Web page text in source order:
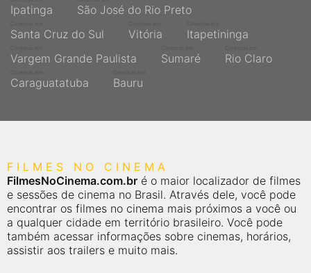
Ipatinga São José do Rio Preto
Santa Cruz do Sul Vitória Itapetininga
Vargem Grande Paulista Sumaré Rio Claro
Caraguatatuba Bauru
FILMES NO CINEMA
FilmesNoCinema.com.br é o maior localizador de filmes
e sessões de cinema no Brasil. Através dele, você pode
encontrar os filmes no cinema mais próximos a você ou
a qualquer cidade em território brasileiro. Você pode
também acessar informações sobre cinemas, horários,
assistir aos trailers e muito mais.